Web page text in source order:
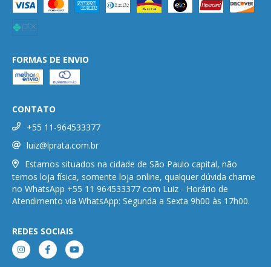
FORMAS DE ENVIO
CONTATO
+55 11-964533377
luiz@lprata.com.br
Estamos situados na cidade de São Paulo capital, não
temos loja física, somente loja online, qualquer dúvida chame
no WhatsApp +55 11 964533377 com Luiz - Horário de
Atendimento via WhatsApp: Segunda a Sexta 9h00 às 17h00.
REDES SOCIAIS